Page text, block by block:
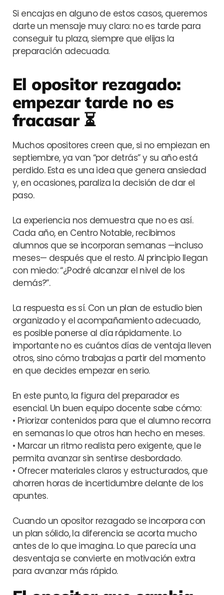
Si encajas en alguno de estos casos, queremos
darte un mensaje muy claro: no es tarde para
conseguir tu plaza, siempre que elijas la
preparación adecuada.
El opositor rezagado:
empezar tarde no es
fracasar ⏳
Muchos opositores creen que, si no empiezan en
septiembre, ya van “por detrás” y su año está
perdido. Esta es una idea que genera ansiedad
y, en ocasiones, paraliza la decisión de dar el
paso.
La experiencia nos demuestra que no es así.
Cada año, en Centro Notable, recibimos
alumnos que se incorporan semanas —incluso
meses— después que el resto. Al principio llegan
con miedo: “¿Podré alcanzar el nivel de los
demás?”.
La respuesta es sí. Con un plan de estudio bien
organizado y el acompañamiento adecuado,
es posible ponerse al día rápidamente. Lo
importante no es cuántos días de ventaja lleven
otros, sino cómo trabajas a partir del momento
en que decides empezar en serio.
En este punto, la figura del preparador es
esencial. Un buen equipo docente sabe cómo:
• Priorizar contenidos para que el alumno recorra
en semanas lo que otros han hecho en meses.
• Marcar un ritmo realista pero exigente, que le
permita avanzar sin sentirse desbordado.
• Ofrecer materiales claros y estructurados, que
ahorren horas de incertidumbre delante de los
apuntes.
Cuando un opositor rezagado se incorpora con
un plan sólido, la diferencia se acorta mucho
antes de lo que imagina. Lo que parecía una
desventaja se convierte en motivación extra
para avanzar más rápido.